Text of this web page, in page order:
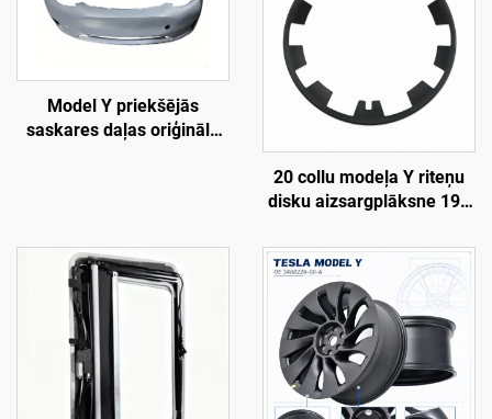
Model Y priekšējās
saskares daļas oriģinālā
oriģinālo radaru un
sensoriem, nesabojājoša
uzstādīšana,
remontdarbnīcām un
flotes tehniskajai apkopei
20 collu modeļa Y riteņu
disku aizsargplāksne 19–